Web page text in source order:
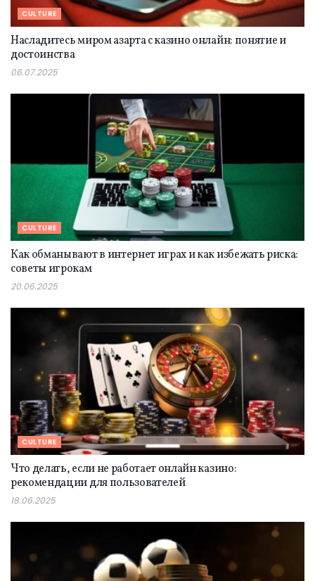
CULTURE
Насладитесь миром азарта с казино онлайн: понятие и
достоинства
06.07.2025
CULTURE
Как обманывают в интернет играх и как избежать риска:
советы игрокам
20.06.2025
CULTURE
Что делать, если не работает онлайн казино:
рекомендации для пользователей
18.06.2025